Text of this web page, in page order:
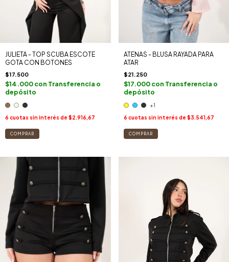
JULIETA - TOP SCUBA ESCOTE
GOTA CON BOTONES
$17.500
$14.000con Transferencia o
depósito
6 cuotas sin interés de $2.916,67
COMPRAR
ATENAS - BLUSA RAYADA PARA
ATAR
$21.250
$17.000con Transferencia o
depósito
+1
6 cuotas sin interés de $3.541,67
COMPRAR